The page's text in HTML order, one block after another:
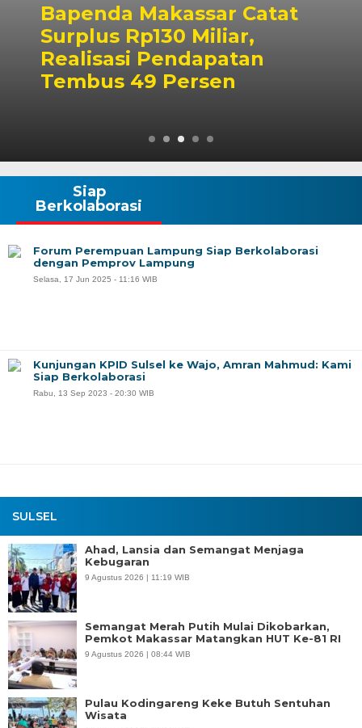
Bapenda Makassar Catat
Surplus Rp130 Miliar,
Realisasi Pendapatan
Tembus 49 Persen
SULSEL
Ahad, Lansia dan Semangat Menjaga
Kebugaran
9 Agustus 2026 | 11:19 WIB
Semangat Merah Putih Mulai Dikobarkan,
Pemkot Makassar Matangkan HUT Ke-81 RI
9 Agustus 2026 | 08:44 WIB
Pulau Kodingareng Keke Butuh Sentuhan
Wisata
Siap
Berkolaborasi
Forum Perempuan Lampung Siap Berkolaborasi
dengan Pemprov Lampung
Selasa, 17 Jun 2025 - 11:16 WIB
Kunjungan KPID Sulsel ke Wajo, Amran Mahmud: Kami
Siap Berkolaborasi
Rabu, 13 Sep 2023 - 20:30 WIB